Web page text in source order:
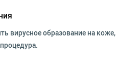
вирусное образование на коже,